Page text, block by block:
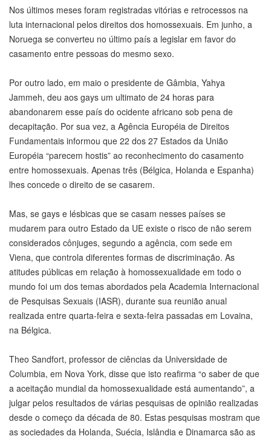
Nos últimos meses foram registradas vitórias e retrocessos na
luta internacional pelos direitos dos homossexuais. Em junho, a
Noruega se converteu no último país a legislar em favor do
casamento entre pessoas do mesmo sexo.
Por outro lado, em maio o presidente de Gâmbia, Yahya
Jammeh, deu aos gays um ultimato de 24 horas para
abandonarem esse país do ocidente africano sob pena de
decapitação. Por sua vez, a Agência Européia de Direitos
Fundamentais informou que 22 dos 27 Estados da União
Européia “parecem hostis” ao reconhecimento do casamento
entre homossexuais. Apenas três (Bélgica, Holanda e Espanha)
lhes concede o direito de se casarem.
Mas, se gays e lésbicas que se casam nesses países se
mudarem para outro Estado da UE existe o risco de não serem
considerados cônjuges, segundo a agência, com sede em
Viena, que controla diferentes formas de discriminação. As
atitudes públicas em relação à homossexualidade em todo o
mundo foi um dos temas abordados pela Academia Internacional
de Pesquisas Sexuais (IASR), durante sua reunião anual
realizada entre quarta-feira e sexta-feira passadas em Lovaina,
na Bélgica.
Theo Sandfort, professor de ciências da Universidade de
Columbia, em Nova York, disse que isto reafirma “o saber de que
a aceitação mundial da homossexualidade está aumentando”, a
julgar pelos resultados de várias pesquisas de opinião realizadas
desde o começo da década de 80. Estas pesquisas mostram que
as sociedades da Holanda, Suécia, Islândia e Dinamarca são as